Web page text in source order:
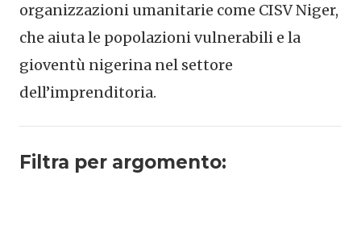
organizzazioni umanitarie come CISV Niger,
che aiuta le popolazioni vulnerabili e la
gioventù nigerina nel settore
dell’imprenditoria.
Filtra per argomento: